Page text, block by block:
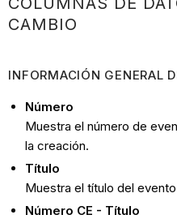
CAMBIO
INFORMACIÓN GENERAL
Número
Muestra el número de
la creación.
Título
Muestra el título del
Número CE - Título